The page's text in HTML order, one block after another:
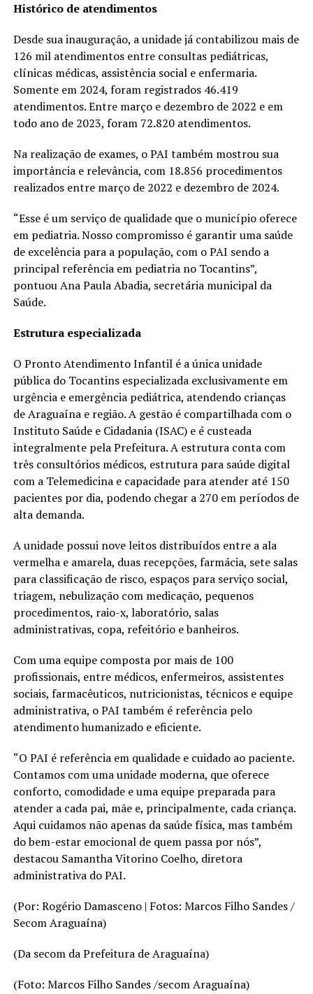
Histórico de atendimentos
Desde sua inauguração, a unidade já contabilizou mais de
126 mil atendimentos entre consultas pediátricas,
clínicas médicas, assistência social e enfermaria.
Somente em 2024, foram registrados 46.419
atendimentos. Entre março e dezembro de 2022 e em
todo ano de 2023, foram 72.820 atendimentos.
Na realização de exames, o PAI também mostrou sua
importância e relevância, com 18.856 procedimentos
realizados entre março de 2022 e dezembro de 2024.
“Esse é um serviço de qualidade que o município oferece
em pediatria. Nosso compromisso é garantir uma saúde
de excelência para a população, com o PAI sendo a
principal referência em pediatria no Tocantins”,
pontuou Ana Paula Abadia, secretária municipal da
Saúde.
Estrutura especializada
O Pronto Atendimento Infantil é a única unidade
pública do Tocantins especializada exclusivamente em
urgência e emergência pediátrica, atendendo crianças
de Araguaína e região. A gestão é compartilhada com o
Instituto Saúde e Cidadania (ISAC) e é custeada
integralmente pela Prefeitura. A estrutura conta com
três consultórios médicos, estrutura para saúde digital
com a Telemedicina e capacidade para atender até 150
pacientes por dia, podendo chegar a 270 em períodos de
alta demanda.
A unidade possui nove leitos distribuídos entre a ala
vermelha e amarela, duas recepções, farmácia, sete salas
para classificação de risco, espaços para serviço social,
triagem, nebulização com medicação, pequenos
procedimentos, raio-x, laboratório, salas
administrativas, copa, refeitório e banheiros.
Com uma equipe composta por mais de 100
profissionais, entre médicos, enfermeiros, assistentes
sociais, farmacêuticos, nutricionistas, técnicos e equipe
administrativa, o PAI também é referência pelo
atendimento humanizado e eficiente.
“O PAI é referência em qualidade e cuidado ao paciente.
Contamos com uma unidade moderna, que oferece
conforto, comodidade e uma equipe preparada para
atender a cada pai, mãe e, principalmente, cada criança.
Aqui cuidamos não apenas da saúde física, mas também
do bem-estar emocional de quem passa por nós”,
destacou Samantha Vitorino Coelho, diretora
administrativa do PAI.
(Por: Rogério Damasceno | Fotos: Marcos Filho Sandes /
Secom Araguaína)
(Da secom da Prefeitura de Araguaína)
(Foto: Marcos Filho Sandes /secom Araguaína)